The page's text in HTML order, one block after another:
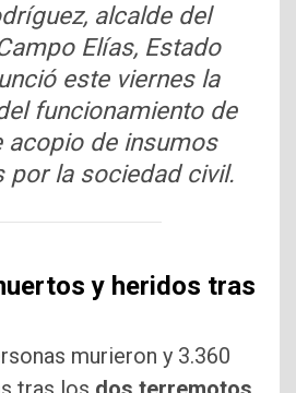
alcalde del
Elías, Estado
este viernes la
funcionamiento de
acopio de insumos
por la sociedad civil.
y heridos tras
murieron y 3.360